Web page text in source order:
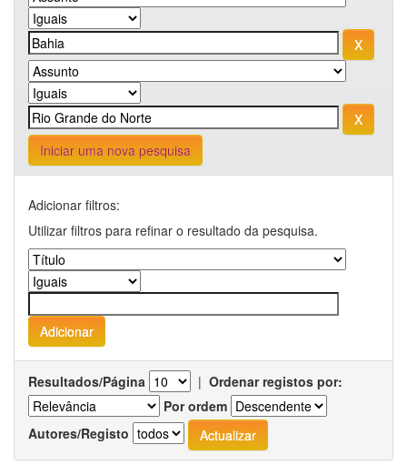
Iniciar uma nova pesquisa
Adicionar filtros:
Utilizar filtros para refinar o resultado da pesquisa.
Resultados/Página | Ordenar registos por:
Por ordem
Autores/Registo